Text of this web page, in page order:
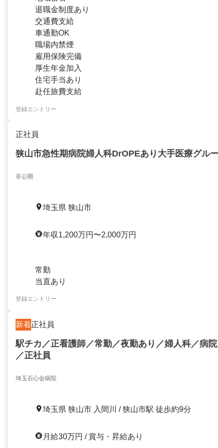
退職金制度あり
交通費支給
車通勤OK
職場内禁煙
雇用保険完備
厚生年金加入
住宅手当あり
赴任旅費支給
登録エントリー
正社員
狭山市急性期病院婦人科DrOPEあり大手医療グル
非公開
埼玉県 狭山市
年収1,200万円〜2,000万円
常勤
当直あり
登録エントリー
新着正社員
駅チカ／正看護師／常勤／夜勤あり／婦人科／病
／正社員
埼玉石心会病院
埼玉県 狭山市 入間川 / 狭山市駅 徒歩約9分
月給30万円 / 賞与・昇給あり